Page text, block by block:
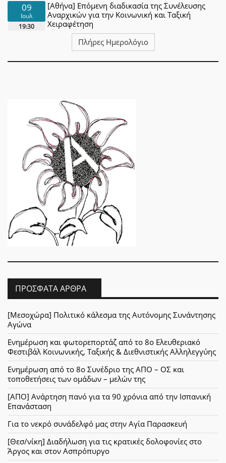
09
Ιουλ
19:30
[Αθήνα] Επόμενη διαδικασία της Συνέλευσης
Αναρχικών για την Κοινωνική και Ταξική
Χειραφέτηση
Πλήρες Ημερολόγιο
ΠΡΌΣΦΑΤΑ ΆΡΘΡΑ
[Μεσοχώρα] Πολιτικό κάλεσμα της Αυτόνομης Συνάντησης
Αγώνα
Ενημέρωση και φωτορεπορτάζ από το 8ο Ελευθεριακό
Φεστιβάλ Κοινωνικής, Ταξικής & Διεθνιστικής Αλληλεγγύης
Ενημέρωση από το 8ο Συνέδριο της ΑΠΟ – ΟΣ και
τοποθετήσεις των ομάδων – μελών της
[ΑΠΟ] Ανάρτηση πανό για τα 90 χρόνια από την Ισπανική
Επανάσταση
Για το νεκρό συνάδελφό μας στην Αγία Παρασκευή
[Θεσ/νίκη] Διαδήλωση για τις κρατικές δολοφονίες στο
Άργος και στον Ασπρόπυργο